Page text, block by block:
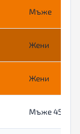
Mъже
Жени
Жени
Мъже 45+